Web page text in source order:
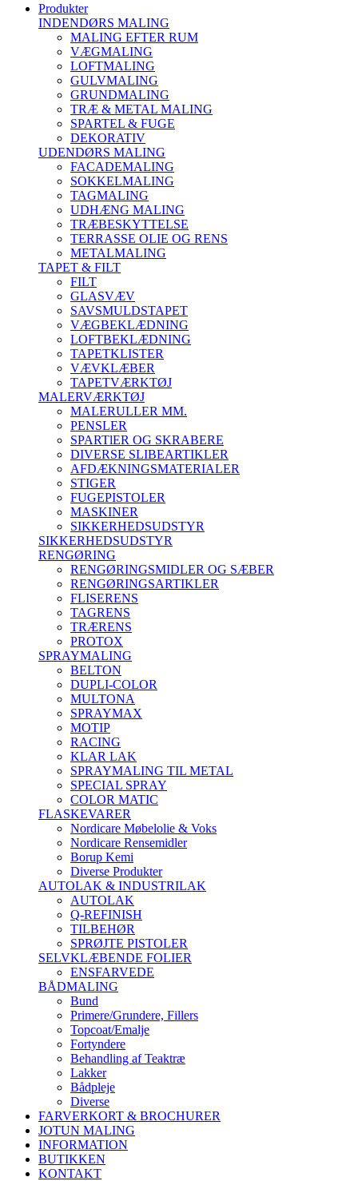
Produkter
INDENDØRS MALING
MALING EFTER RUM
VÆGMALING
LOFTMALING
GULVMALING
GRUNDMALING
TRÆ & METAL MALING
SPARTEL & FUGE
DEKORATIV
UDENDØRS MALING
FACADEMALING
SOKKELMALING
TAGMALING
UDHÆNG MALING
TRÆBESKYTTELSE
TERRASSE OLIE OG RENS
METALMALING
TAPET & FILT
FILT
GLASVÆV
SAVSMULDSTAPET
VÆGBEKLÆDNING
LOFTBEKLÆDNING
TAPETKLISTER
VÆVKLÆBER
TAPETVÆRKTØJ
MALERVÆRKTØJ
MALERULLER MM.
PENSLER
SPARTlER OG SKRABERE
DIVERSE SLIBEARTIKLER
AFDÆKNINGSMATERIALER
STIGER
FUGEPISTOLER
MASKINER
SIKKERHEDSUDSTYR
SIKKERHEDSUDSTYR
RENGØRING
RENGØRINGSMIDLER OG SÆBER
RENGØRINGSARTIKLER
FLISERENS
TAGRENS
TRÆRENS
PROTOX
SPRAYMALING
BELTON
DUPLI-COLOR
MULTONA
SPRAYMAX
MOTIP
RACING
KLAR LAK
SPRAYMALING TIL METAL
SPECIAL SPRAY
COLOR MATIC
FLASKEVARER
Nordicare Møbelolie & Voks
Nordicare Rensemidler
Borup Kemi
Diverse Produkter
AUTOLAK & INDUSTRILAK
AUTOLAK
Q-REFINISH
TILBEHØR
SPRØJTE PISTOLER
SELVKLÆBENDE FOLIER
ENSFARVEDE
BÅDMALING
Bund
Primere/Grundere, Fillers
Topcoat/Emalje
Fortyndere
Behandling af Teaktræ
Lakker
Bådpleje
Diverse
FARVERKORT & BROCHURER
JOTUN MALING
INFORMATION
BUTIKKEN
KONTAKT